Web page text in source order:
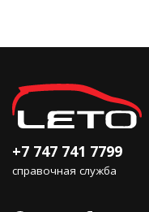
+7 747 741 7799
справочная служба